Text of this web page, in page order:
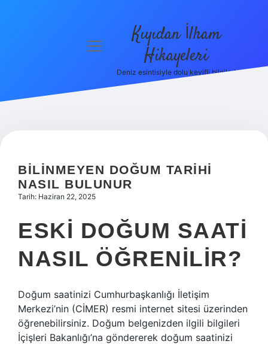
Hakkımızda
menüyü
Kıyıdan İlham
Hikayeleri
Deniz esintisiyle dolu keyifli bilgiler!
BILINMEYEN DOĞUM TARIHI
NASIL BULUNUR
Tarih: Haziran 22, 2025
ESKI DOĞUM SAATI
NASIL ÖĞRENILIR?
Doğum saatinizi Cumhurbaşkanlığı İletişim
Merkezi’nin (CİMER) resmi internet sitesi üzerinden
öğrenebilirsiniz. Doğum belgenizden ilgili bilgileri
İçişleri Bakanlığı’na göndererek doğum saatinizi